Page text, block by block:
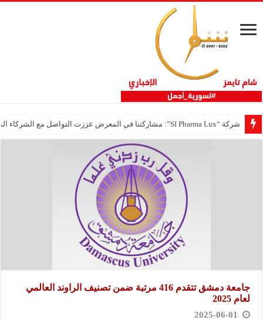
شركة “SI Pharma Lux”: مشاركتنا في المعرض عززت التواصل مع الشركاء المحليين والدوليين
جامعة دمشق تتقدم 416 مرتبة ضمن تصنيف الراوند العالمي
لعام 2025
2025-06-01